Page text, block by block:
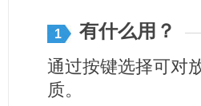
1 有什么用？
通过按键选择可对
质。